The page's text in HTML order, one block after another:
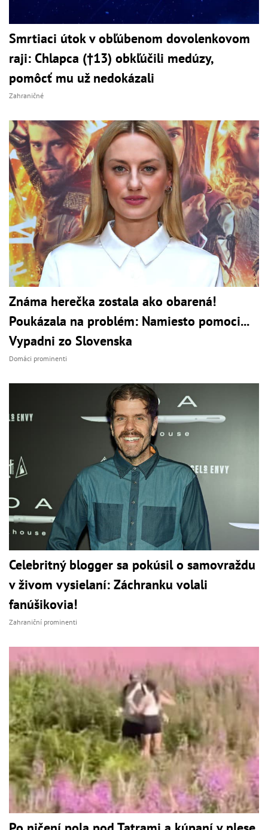
Smrtiaci útok v obľúbenom dovolenkovom
raji: Chlapca (†13) obkľúčili medúzy,
pomôcť mu už nedokázali
Zahraničné
Známa herečka zostala ako obarená!
Poukázala na problém: Namiesto pomoci...
Vypadni zo Slovenska
Domáci prominenti
Celebritný blogger sa pokúsil o samovraždu
v živom vysielaní: Záchranku volali
fanúšikovia!
Zahraniční prominenti